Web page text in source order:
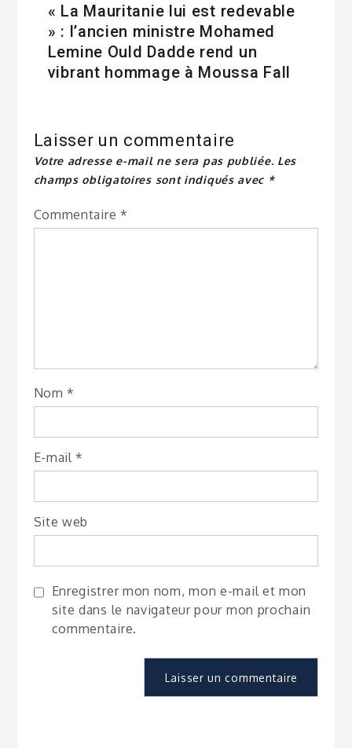
« La Mauritanie lui est redevable
» : l’ancien ministre Mohamed
Lemine Ould Dadde rend un
vibrant hommage à Moussa Fall
Laisser un commentaire
Votre adresse e-mail ne sera pas publiée. Les
champs obligatoires sont indiqués avec *
Commentaire *
Nom *
E-mail *
Site web
Enregistrer mon nom, mon e-mail et mon
site dans le navigateur pour mon prochain
commentaire.